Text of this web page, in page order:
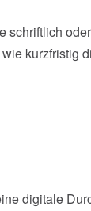
schriftlich
kurzfristig
digitale